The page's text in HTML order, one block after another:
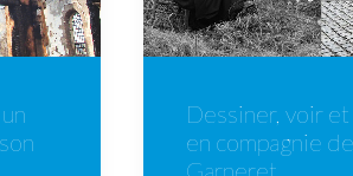
Dessiner, voir
en compagnie
Garneret